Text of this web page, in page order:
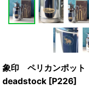
象印 ペリカンポッ
deadstock [P226]